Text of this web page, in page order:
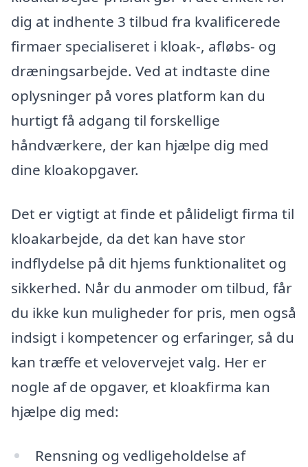
dig at indhente 3 tilbud fra kvalificerede
firmaer specialiseret i kloak-, afløbs- og
dræningsarbejde. Ved at indtaste dine
oplysninger på vores platform kan du
hurtigt få adgang til forskellige
håndværkere, der kan hjælpe dig med
dine kloakopgaver.
Det er vigtigt at finde et pålideligt firma til
kloakarbejde, da det kan have stor
indflydelse på dit hjems funktionalitet og
sikkerhed. Når du anmoder om tilbud, får
du ikke kun muligheder for pris, men også
indsigt i kompetencer og erfaringer, så du
kan træffe et velovervejet valg. Her er
nogle af de opgaver, et kloakfirma kan
hjælpe dig med:
Rensning og vedligeholdelse af